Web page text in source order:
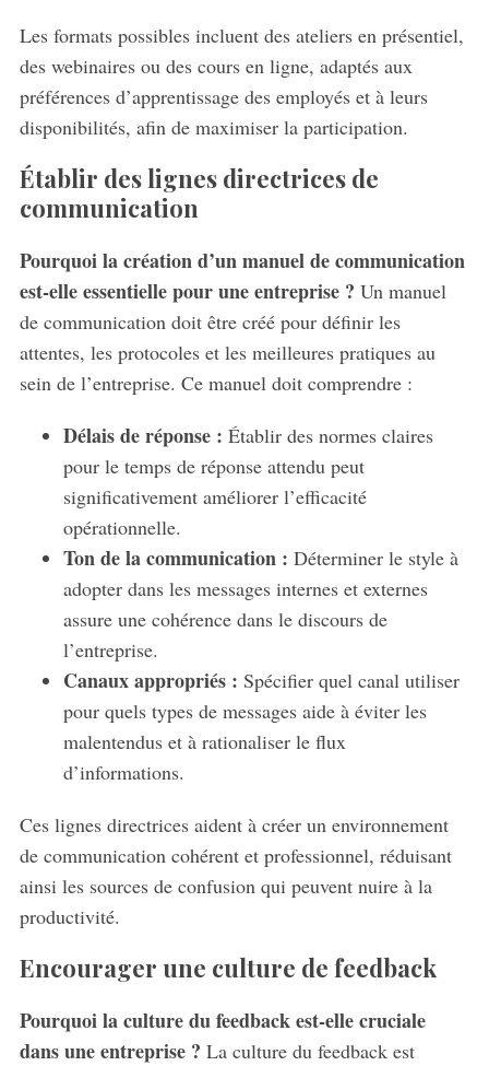
Les formats possibles incluent des ateliers en présentiel,
des webinaires ou des cours en ligne, adaptés aux
préférences d’apprentissage des employés et à leurs
disponibilités, afin de maximiser la participation.
Établir des lignes directrices de
communication
Pourquoi la création d’un manuel de communication
est-elle essentielle pour une entreprise ? Un manuel
de communication doit être créé pour définir les
attentes, les protocoles et les meilleures pratiques au
sein de l’entreprise. Ce manuel doit comprendre :
Délais de réponse : Établir des normes claires
pour le temps de réponse attendu peut
significativement améliorer l’efficacité
opérationnelle.
Ton de la communication : Déterminer le style à
adopter dans les messages internes et externes
assure une cohérence dans le discours de
l’entreprise.
Canaux appropriés : Spécifier quel canal utiliser
pour quels types de messages aide à éviter les
malentendus et à rationaliser le flux
d’informations.
Ces lignes directrices aident à créer un environnement
de communication cohérent et professionnel, réduisant
ainsi les sources de confusion qui peuvent nuire à la
productivité.
Encourager une culture de feedback
Pourquoi la culture du feedback est-elle cruciale
dans une entreprise ? La culture du feedback est
h
f
: